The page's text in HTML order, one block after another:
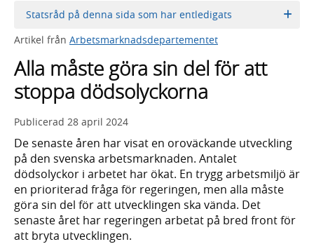
framträder
lista
med
sökförslag
Statsråd på denna sida som har entledigats
Artikel från Arbetsmarknadsdepartementet
Alla måste göra sin del för att
stoppa dödsolyckorna
Publicerad 28 april 2024
De senaste åren har visat en oroväckande utveckling
på den svenska arbetsmarknaden. Antalet
dödsolyckor i arbetet har ökat. En trygg arbetsmiljö är
en prioriterad fråga för regeringen, men alla måste
göra sin del för att utvecklingen ska vända. Det
senaste året har regeringen arbetat på bred front för
att bryta utvecklingen.